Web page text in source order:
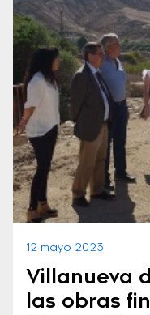
12 mayo 2023
Villanueva
las obras